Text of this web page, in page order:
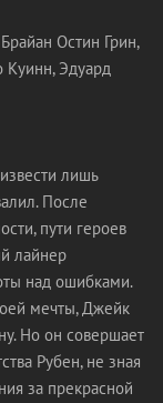
Остин Грин,
Куинн, Эдуард
лишь
После
пути героев
лайнер
над ошибками.
мечты, Джейк
Но он совершает
Рубен, не зная
за прекрасной